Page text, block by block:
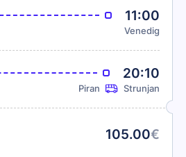
11:00
Venedig
20:10
Piran Strunjan
105.00€